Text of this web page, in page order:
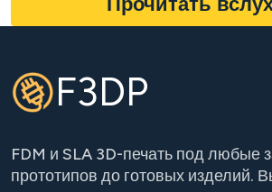
F3DP
FDM и SLA 3D-печать под любые
прототипов до готовых изделий.